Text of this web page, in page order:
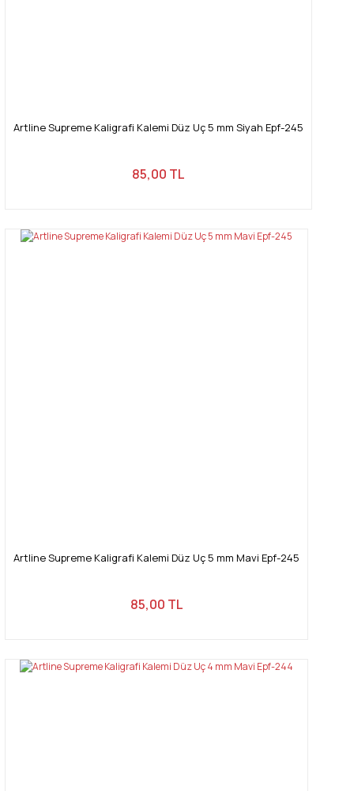
Artline Supreme Kaligrafi Kalemi Düz Uç 5 mm Siyah Epf-245
85,00 TL
Artline Supreme Kaligrafi Kalemi Düz Uç 5 mm Mavi Epf-245
85,00 TL